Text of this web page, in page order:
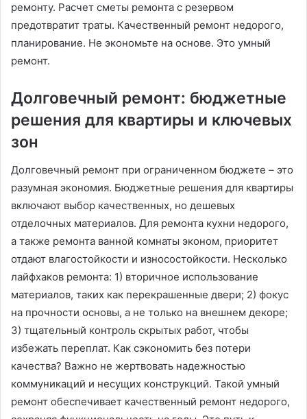
ремонту. Расчет сметы ремонта с резервом
предотвратит траты. Качественный ремонт недорого,
планирование. Не экономьте на основе. Это умный
ремонт.
Долговечный ремонт: бюджетные
решения для квартиры и ключевых
зон
Долговечный ремонт при ограниченном бюджете – это
разумная экономия. Бюджетные решения для квартиры
включают выбор качественных, но дешевых
отделочных материалов. Для ремонта кухни недорого,
а также ремонта ванной комнаты эконом, приоритет
отдают влагостойкости и износостойкости. Несколько
лайфхаков ремонта: 1) вторичное использование
материалов, таких как перекрашенные двери; 2) фокус
на прочности основы, а не только на внешнем декоре;
3) тщательный контроль скрытых работ, чтобы
избежать переплат. Как сэкономить без потери
качества? Важно не жертвовать надежностью
коммуникаций и несущих конструкций. Такой умный
ремонт обеспечивает качественный ремонт недорого,